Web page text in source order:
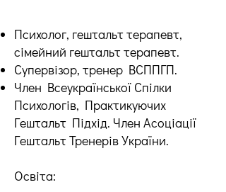
Психолог, гештальт терапевт,
сімейний гештальт терапевт.
Супервізор, тренер ВСППГП.
Член Всеукраїнської Спілки
Психологів, Практикуючих
Гештальт Підхід. Член Асоціації
Гештальт Тренерів України.
Освіта: